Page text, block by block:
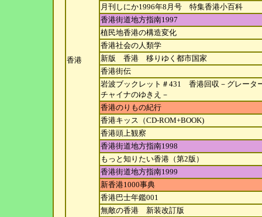
香港
月刊しにか1996年8月号 特集香港小百科
香港街道地方指南1997
植民地香港の構造変化
香港社会の人類学
新版 香港 移りゆく都市国家
香港街伝
岩波ブックレット＃431 香港回収－グレータ
チャイナのゆきえ－
香港のりもの紀行
香港キッス（CD-ROM+BOOK)
香港頭上観察
香港街道地方指南1998
もっと知りたい香港（第2版）
香港街道地方指南1999
新香港1000事典
香港巴士年鑑001
無敵の香港 新装改訂版